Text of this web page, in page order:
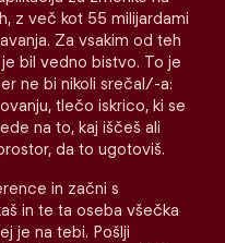
z več kot 55 milijardami
Za vsakim od teh
bil vedno bistvo. To je
ne bi nikoli srečal/-a:
tlečo iskrico, ki se
na to, kaj iščeš ali
da to ugotoviš.
in začni s
in te ta oseba všečka
je na tebi. Pošlji